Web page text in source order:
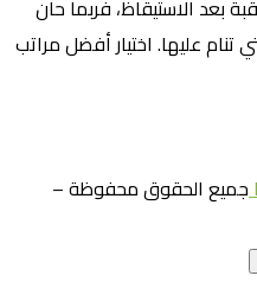
بعد الاستيقاظ، فربما حان
تنام عليها. اختيار أفضل مراتب
جميع الحقوق محفوظة –